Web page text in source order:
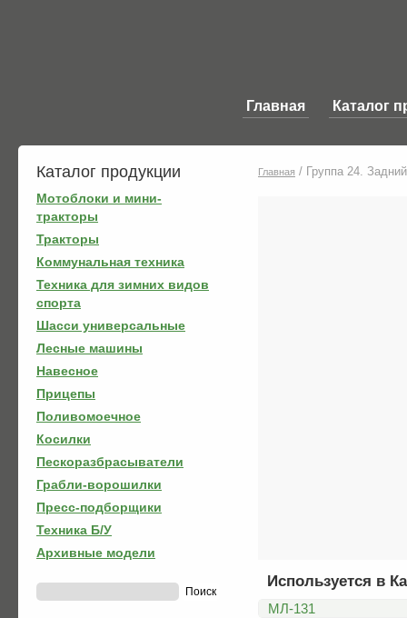
Главная Каталог
Каталог продукции
Мотоблоки и мини-
тракторы
Тракторы
Коммунальная техника
Техника для зимних видов
спорта
Шасси универсальные
Лесные машины
Навесное
Прицепы
Поливомоечное
Косилки
Пескоразбрасыватели
Грабли-ворошилки
Пресс-подборщики
Техника Б/У
Архивные модели
Главная / Группа 24.
Используется в
МЛ-131